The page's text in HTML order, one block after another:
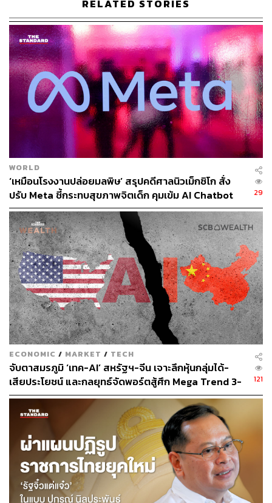
ส่วน Smart Model เป็นร้านขนาดกลางประมาณ 120 ตาราง
เมตร รองรับการขยายสาขาไปยังคอมมูนิตี้มอลล์ เพื่อตอบ
โจทย์ผู้บริโภคที่ต้องการหลีกเลี่ยงปัญหาการจราจร และ Late
Night Model เป็นร้านเปิดดึกให้บริการถึงตี 2 หรือตี 5 พร้อม
บุฟเฟต์ราคาเริ่มต้นราว 459 บาทหลังเวลา 21.00 น. เพื่อเจาะ
กลุ่มคนนอนดึก
เรืองชายย้ำว่า แม้ตลาดร้านอาหารจะเต็มไปด้วยผู้เล่นที่ใช้
กลยุทธ์ราคาดึงดูดลูกค้า แต่บาร์บีคิวพลาซ่าจะไม่ลงไป
แข่งขันในสงครามราคา และไม่มีแผนเปิดแบรนด์บุฟเฟต์
ราคาต่ำระดับ 200 บาท เพราะมองว่าการแข่งขันในอนาคต
ไม่ใช่เรื่องราคาเพียงอย่างเดียว แต่เป็นการตอบสนองความ
คาดหวังของลูกค้าที่เปลี่ยนไปให้ได้มากกว่า
ดังนั้น บริษัทจึงเลือกใช้กลยุทธ์ Value for Money โดยให้
ความสำคัญกับคุณภาพวัตถุดิบ, รสชาติ, ปริมาณอาหาร และ
ประสบการณ์การรับประทาน เพื่อสร้างความรู้สึกคุ้มค่าให้กับ
ลูกค้า ควบคู่กับการกระตุ้นให้ลูกค้าเดิมกลับมาใช้บริการบ่อย
ขึ้น
หนึ่งในกลยุทธ์สำคัญคือการปรับเมนูครั้งใหญ่ที่สุดนับตั้งแต่
ก่อตั้งแบรนด์ ด้วยการเพิ่มเมนูใหม่มากกว่า 30 รายการ จาก
เดิมที่มีจุดแข็งด้านเนื้อหมูและน้ำจิ้มสูตรเฉพาะของแบรนด์
ก็ได้ขยายไปสู่กลุ่มผู้บริโภคที่ชื่นชอบเนื้อวัวและอาหารทะเล
มากขึ้น โดยเฉพาะการนำเข้าเนื้อวัวพรีเมียมจากออสเตรเลีย
เพื่อรองรับแนวโน้มการบริโภคเนื้อวัวพรีเมียมของคนไทยที่
เติบโตเฉลี่ย 10-15%
อย่างไรก็ตาม ปัจจุบันบาร์บีคิวพลาซ่ามีสาขารวม 160 แห่ง
ทั่วประเทศ และในปีนี้มีแผนเปิดสาขาใหม่เพิ่มอีก 13-15 แห่ง
ใช้งบลงทุนรวม 100-110 ล้านบาท พร้อมทยอยปรับปรุงสาขา
เดิมให้สอดคล้องกับทำเลและพฤติกรรมผู้บริโภคในแต่ละ
พื้นที่ โดยเฉพาะโมเดลร้านเปิดดึกที่พบว่าสามารถเพิ่มยอด
RELATED STORIES
WORLD
‘เหมือนโรงงานปล่อยมลพิษ’ สรุปคดีศาลนิวเม็กซิโก สั่ง
ปรับ Meta ชี้กระทบสุขภาพจิตเด็ก คุมเข้ม AI Chatbot
29
ECONOMIC / MARKET / TECH
จับตาสมรภูมิ ‘เทค-AI’ สหรัฐฯ-จีน เจาะลึกหุ้นกลุ่มได้-
เสียประโยชน์ และกลยุทธ์จัดพอร์ตสู้ศึก Mega Trend 3-
5 ปีข้างหน้า
121